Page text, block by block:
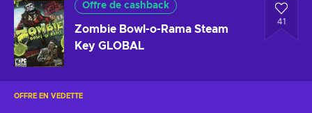
Offre de cashback
Zombie Bowl-o-Rama Steam
Key GLOBAL
41
OFFRE EN VEDETTE